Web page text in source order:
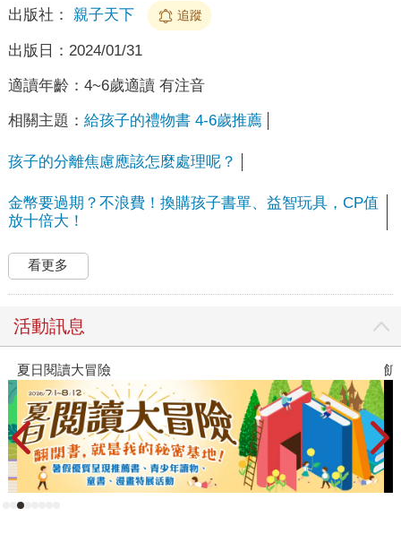
出版社： 親子天下 追蹤
出版日： 2024/01/31
適讀年齡： 4~6歲適讀 有注音
相關主題： 給孩子的禮物書 4-6歲推薦
孩子的分離焦慮應該怎麼處理呢？
金幣要過期？不浪費！換購孩子書單、益智玩具，CP值
放十倍大！
看更多
活動訊息